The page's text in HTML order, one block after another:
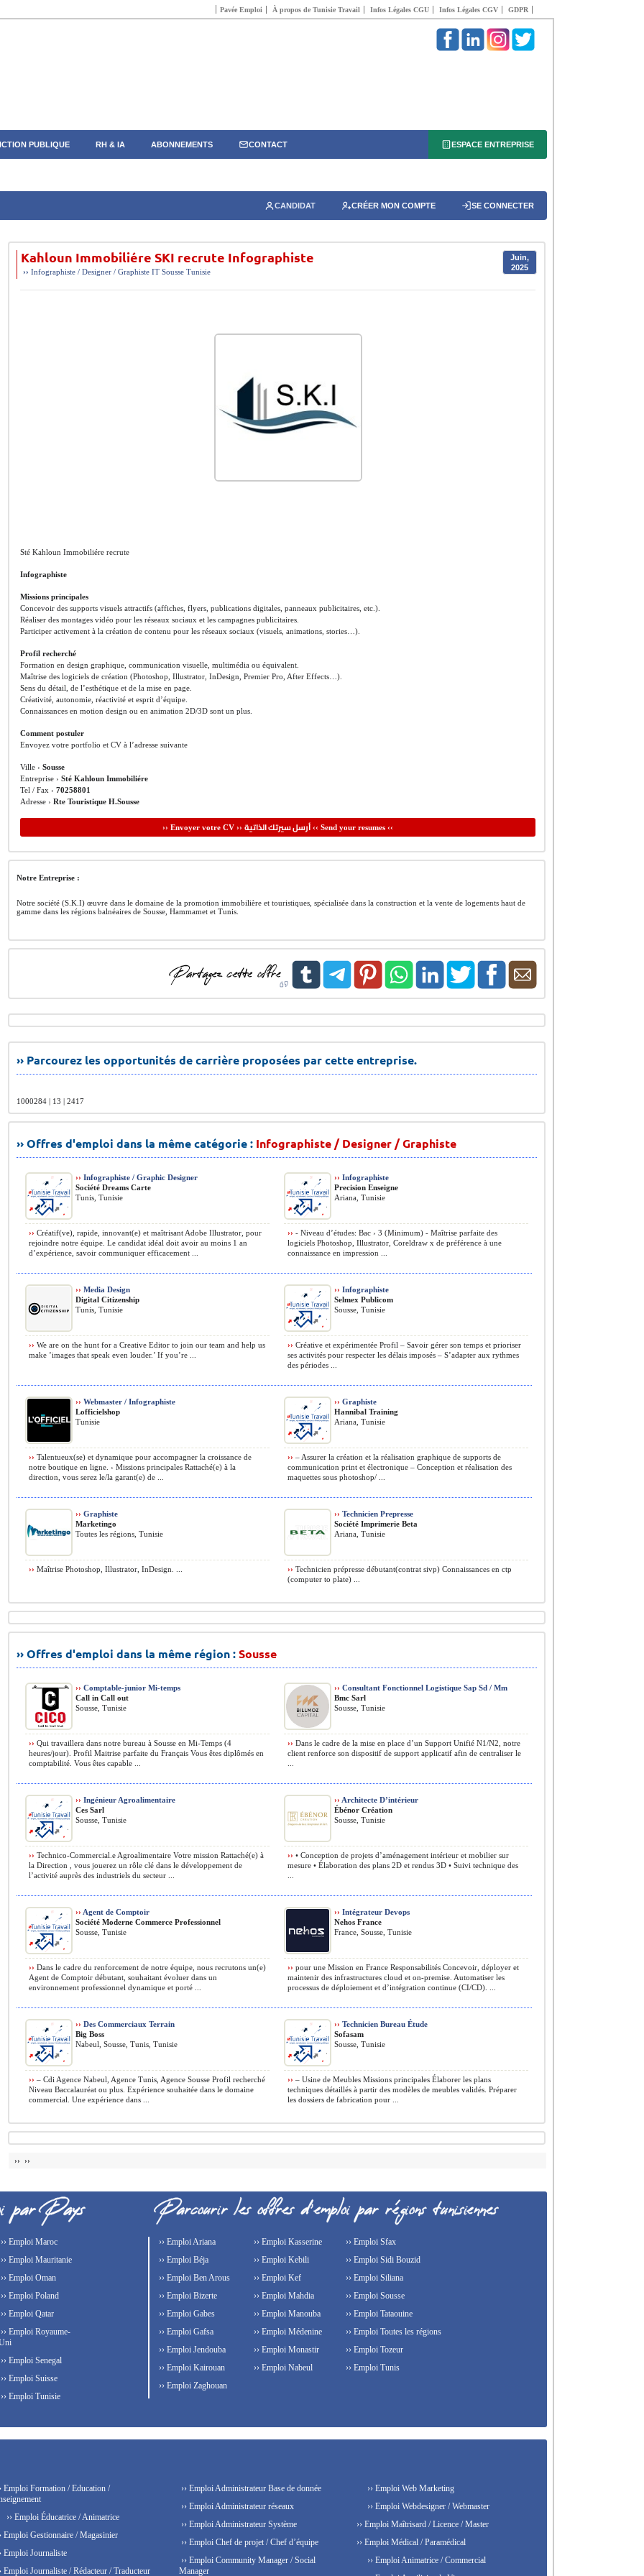
Pavée Emploi À propos de Tunisie Travail Infos Légales CGU Infos Légales CGV GDPR
PUBLIQUE RH & IA ABONNEMENTS CONTACT ESPACE ENTREPRISE
CANDIDAT CRÉER MON COMPTE SE CONNECTER
Kahloun Immobiliére SKI recrute Infographiste
Juin,
2025
›› Infographiste / Designer / Graphiste IT Sousse Tunisie
Sté Kahloun Immobiliére recrute
Infographiste
Missions principales
Concevoir des supports visuels attractifs (affiches, flyers, publications digitales, panneaux publicitaires, etc.).
Réaliser des montages vidéo pour les réseaux sociaux et les campagnes publicitaires.
Participer activement à la création de contenu pour les réseaux sociaux (visuels, animations, stories…).
Profil recherché
Formation en design graphique, communication visuelle, multimédia ou équivalent.
Maîtrise des logiciels de création (Photoshop, Illustrator, InDesign, Premier Pro, After Effects…).
Sens du détail, de l’esthétique et de la mise en page.
Créativité, autonomie, réactivité et esprit d’équipe.
Connaissances en motion design ou en animation 2D/3D sont un plus.
Comment postuler
Envoyez votre portfolio et CV à l’adresse suivante
Ville › Sousse
Entreprise › Sté Kahloun Immobiliére
Tel / Fax › 70258801
Adresse › Rte Touristique H.Sousse
›› Envoyer votre CV ›› أرسل سيرتك الذاتية‹‹ Send your resumes ‹‹
Notre Entreprise :
Notre société (S.K.I) œuvre dans le domaine de la promotion immobilière et touristiques, spécialisée dans la construction et la vente de logements haut de
gamme dans les régions balnéaires de Sousse, Hammamet et Tunis.
›› Parcourez les opportunités de carrière proposées par cette entreprise.
1000284 | 13 | 2417
›› Offres d'emploi dans la même catégorie : Infographiste / Designer / Graphiste
›› Infographiste / Graphic Designer
Société Dreams Carte
Tunis, Tunisie
›› Créatif(ve), rapide, innovant(e) et maîtrisant Adobe Illustrator, pour
rejoindre notre équipe. Le candidat idéal doit avoir au moins 1 an
d’expérience, savoir communiquer efficacement ...
›› Infographiste
Precision Enseigne
Ariana, Tunisie
›› - Niveau d’études: Bac › 3 (Minimum) - Maîtrise parfaite des
logiciels Photoshop, Illustrator, Coreldraw x de préférence à une
connaissance en impression ...
›› Media Design
Digital Citizenship
Tunis, Tunisie
›› We are on the hunt for a Creative Editor to join our team and help us
make ’images that speak even louder.’ If you’re ...
›› Infographiste
Selmex Publicom
Sousse, Tunisie
›› Créative et expérimentée Profil – Savoir gérer son temps et prioriser
ses activités pour respecter les délais imposés – S’adapter aux rythmes
des périodes ...
›› Webmaster / Infographiste
Lofficielshop
Tunisie
›› Talentueux(se) et dynamique pour accompagner la croissance de
notre boutique en ligne. › Missions principales Rattaché(e) à la
direction, vous serez le/la garant(e) de ...
›› Graphiste
Hannibal Training
Ariana, Tunisie
›› – Assurer la création et la réalisation graphique de supports de
communication print et électronique – Conception et réalisation des
maquettes sous photoshop/ ...
›› Graphiste
Marketingo
Toutes les régions, Tunisie
›› Maîtrise Photoshop, Illustrator, InDesign. ...
›› Technicien Prepresse
Société Imprimerie Beta
Ariana, Tunisie
›› Technicien prépresse débutant(contrat sivp) Connaissances en ctp
(computer to plate) ...
›› Offres d'emploi dans la même région :Sousse
›› Comptable-junior Mi-temps
Call in Call out
Sousse, Tunisie
›› Qui travaillera dans notre bureau à Sousse en Mi-Temps (4
heures/jour). Profil Maitrise parfaite du Français Vous êtes diplômés en
comptabilité. Vous êtes capable ...
›› Consultant Fonctionnel Logistique Sap Sd / Mm
Bmc Sarl
Sousse, Tunisie
›› Dans le cadre de la mise en place d’un Support Unifié N1/N2, notre
client renforce son dispositif de support applicatif afin de centraliser le
›› Ingénieur Agroalimentaire
Ces Sarl
Sousse, Tunisie
›› Technico-Commercial.e Agroalimentaire Votre mission Rattaché(e) à
la Direction , vous jouerez un rôle clé dans le développement de
l’activité auprès des industriels du secteur ...
›› Architecte D’intérieur
Ébénor Création
Sousse, Tunisie
›› • Conception de projets d’aménagement intérieur et mobilier sur
mesure • Élaboration des plans 2D et rendus 3D • Suivi technique des
›› Agent de Comptoir
Société Moderne Commerce Professionnel
Sousse, Tunisie
›› Dans le cadre du renforcement de notre équipe, nous recrutons un(e)
Agent de Comptoir débutant, souhaitant évoluer dans un
environnement professionnel dynamique et porté ...
›› Intégrateur Devops
Nehos France
France, Sousse, Tunisie
›› pour une Mission en France Responsabilités Concevoir, déployer et
maintenir des infrastructures cloud et on-premise. Automatiser les
processus de déploiement et d’intégration continue (CI/CD). ...
›› Des Commerciaux Terrain
Big Boss
Nabeul, Sousse, Tunis, Tunisie
›› – Cdi Agence Nabeul, Agence Tunis, Agence Sousse Profil recherché
Niveau Baccalauréat ou plus. Expérience souhaitée dans le domaine
commercial. Une expérience dans ...
›› Technicien Bureau Étude
Sofasam
Sousse, Tunisie
›› – Usine de Meubles Missions principales Élaborer les plans
techniques détaillés à partir des modèles de meubles validés. Préparer
les dossiers de fabrication pour ...
›› ››
›› Emploi Maroc
›› Emploi Mauritanie
›› Emploi Oman
›› Emploi Poland
›› Emploi Qatar
›› Emploi Royaume-
›› Emploi Senegal
›› Emploi Suisse
›› Emploi Tunisie
›› Emploi Ariana
›› Emploi Béja
›› Emploi Ben Arous
›› Emploi Bizerte
›› Emploi Gabes
›› Emploi Gafsa
›› Emploi Jendouba
›› Emploi Kairouan
›› Emploi Kasserine
›› Emploi Kebili
›› Emploi Kef
›› Emploi Mahdia
›› Emploi Manouba
›› Emploi Médenine
›› Emploi Monastir
›› Emploi Nabeul
›› Emploi Sfax
›› Emploi Sidi Bouzid
›› Emploi Siliana
›› Emploi Sousse
›› Emploi Tataouine
›› Emploi Toutes les régions
›› Emploi Tozeur
›› Emploi Tunis
›› Emploi Zaghouan
Emploi Formation / Education /
›› Emploi Éducatrice / Animatrice
Emploi Gestionnaire / Magasinier
Emploi Journaliste
Emploi Journaliste / Rédacteur / Traducteur
›› Emploi Administrateur Base de donnée
›› Emploi Administrateur réseaux
›› Emploi Administrateur Système
›› Emploi Chef de projet / Chef d’équipe
›› Emploi Community Manager / Social
Manager
›› Emploi Web Marketing
›› Emploi Webdesigner / Webmaster
›› Emploi Maîtrisard / Licence / Master
›› Emploi Médical / Paramédical
›› Emploi Animatrice / Commercial